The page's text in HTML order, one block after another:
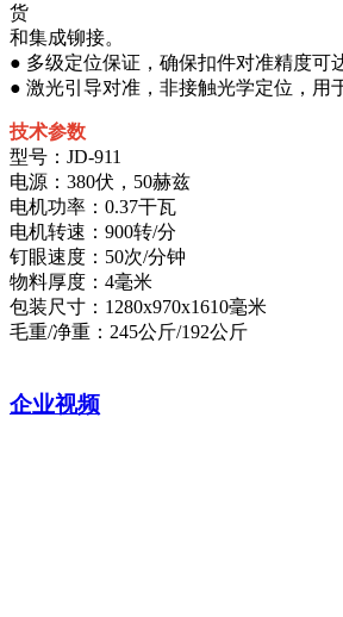
货
和集成铆接。
● 多级定位保证，确保扣件对准精度可
● 激光引导对准，非接触光学定位，用
技术参数
型号：JD-911
电源：380伏，50赫兹
电机功率：0.37干瓦
电机转速：900转/分
钉眼速度：50次/分钟
物料厚度：4毫米
包装尺寸：1280x970x1610毫米
毛重/净重：245公斤/192公斤
企业视频